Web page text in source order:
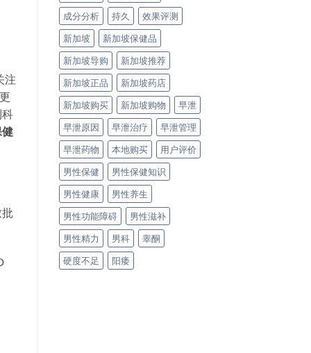
注
更
成分分析
持久
效果评测
新加坡
新加坡保健品
新加坡导购
新加坡推荐
新加坡正品
新加坡药店
新加坡购买
新加坡购物
早泄
早泄原因
早泄治疗
早泄管理
早泄药物
本地购买
用户评价
男性保健
男性保健知识
男性健康
男性养生
男性功能障碍
男性滋补
男性精力
男科
睾酮
硬度不足
阳痿